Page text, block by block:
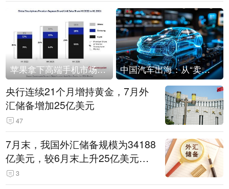
苹果拿下高端手机市场65%的份额：iPhone 17系列功不可没 中国汽车出海：从“卖出去”到“走进去”
央行连续21个月增持黄金，7月外
汇储备增加25亿美元
47
7月末，我国外汇储备规模为34188
亿美元，较6月末上升25亿美元，
升幅为0.07%
3